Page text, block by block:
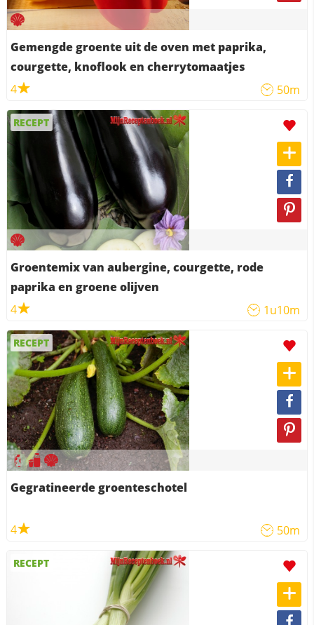
Gemengde groente uit de oven met paprika,
courgette, knoflook en cherrytomaatjes
4
50m
RECEPT
Groentemix van aubergine, courgette, rode
paprika en groene olijven
4
1u10m
RECEPT
Gegratineerde groenteschotel
4 50m
RECEPT